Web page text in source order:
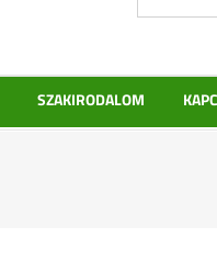
SZAKIRODALOM